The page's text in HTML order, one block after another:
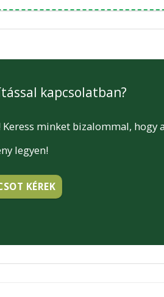
kapcsolatban?
minket bizalommal, hogy
legyen!
KÉREK